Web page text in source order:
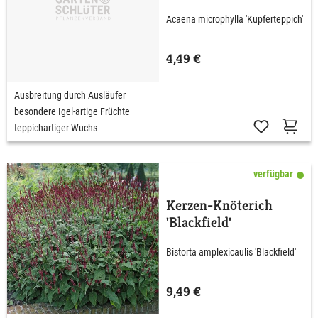
Acaena microphylla 'Kupferteppich'
4,49 €
Ausbreitung durch Ausläufer
besondere Igel-artige Früchte
teppichartiger Wuchs
verfügbar
Kerzen-Knöterich
'Blackfield'
Bistorta amplexicaulis 'Blackfield'
9,49 €